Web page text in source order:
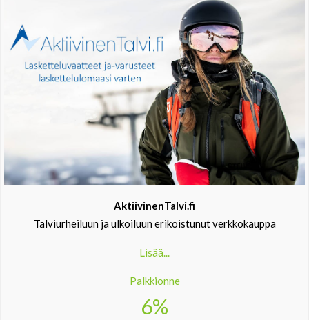
AktiivinenTalvi.fi
Talviurheiluun ja ulkoiluun erikoistunut verkkokauppa
Lisää...
Palkkionne
6%